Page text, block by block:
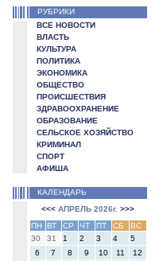
РУБРИКИ
ВСЕ НОВОСТИ
ВЛАСТЬ
КУЛЬТУРА
ПОЛИТИКА
ЭКОНОМИКА
ОБЩЕСТВО
ПРОИСШЕСТВИЯ
ЗДРАВООХРАНЕНИЕ
ОБРАЗОВАНИЕ
СЕЛЬСКОЕ ХОЗЯЙСТВО
КРИМИНАЛ
СПОРТ
АФИША
КАЛЕНДАРЬ
<<< АПРЕЛЬ 2026г. >>>
ПН
ВТ СР ЧТ ПТ СБ
ВС
30
31 1 2 3 4
5
6
7 8 9 10 11
12